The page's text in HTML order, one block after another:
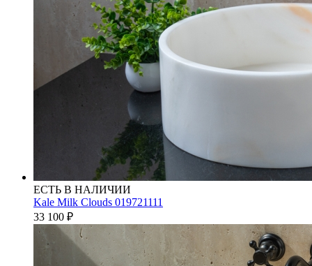
ЕСТЬ В НАЛИЧИИ
Kale Milk Clouds 019721111
33 100 ₽